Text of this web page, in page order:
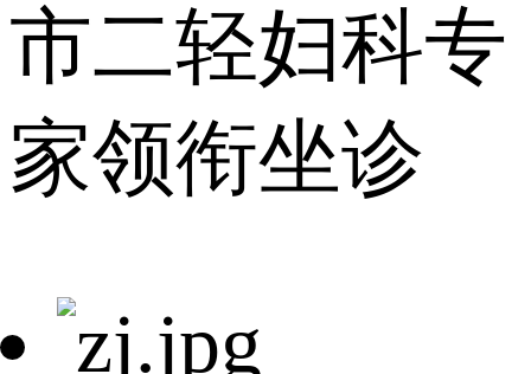
市二轻妇科专
家领衔坐诊